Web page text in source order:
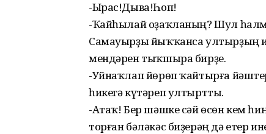
-Ырас!Дыва!Һоп!
-Ҡайһылай оҙаҡланың? Шул
Самауырҙы йыҡҡанса ултырҙың
мендәрен тыҡшыра бирҙе.
-Уйнаҡлап йөрөп ҡайтырға
һикегә күтәреп ултыртты.
-Атаҡ! Бер шәшке сәй өсөн кем
торған бәләкәс биҙерәң дә етер